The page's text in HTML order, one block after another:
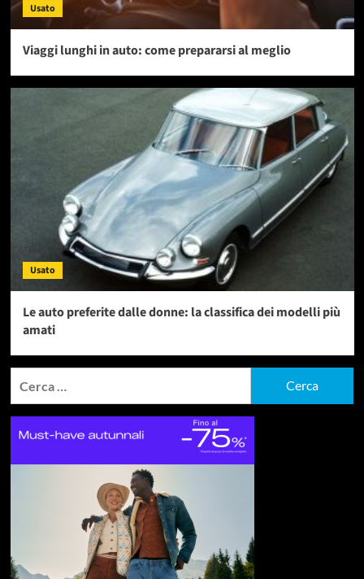
Usato
Viaggi lunghi in auto: come prepararsi al meglio
Usato
Le auto preferite dalle donne: la classifica dei modelli più
amati